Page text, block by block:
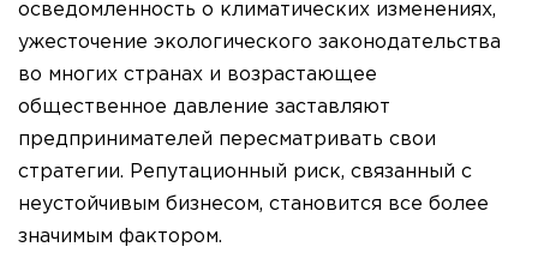
осведомленность о климатических изменениях,
ужесточение экологического законодательства
во многих странах и возрастающее
общественное давление заставляют
предпринимателей пересматривать свои
стратегии. Репутационный риск, связанный с
неустойчивым бизнесом, становится все более
значимым фактором.